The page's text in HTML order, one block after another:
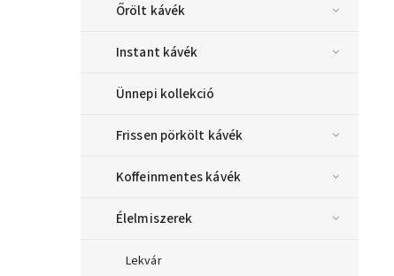
Őrölt kávék
Instant kávék
Ünnepi kollekció
Frissen pörkölt kávék
Koffeinmentes kávék
Élelmiszerek
Lekvár